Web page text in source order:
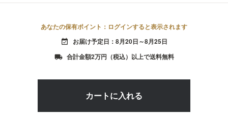
あなたの保有ポイント：ログインすると表示されます
event_available お届け予定日：8月20日～8月25日
local_shipping 合計金額2万円（税込）以上で送料無料